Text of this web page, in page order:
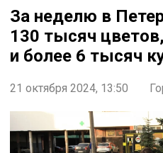
За неделю в
130 тысяч
и более 6 тысяч
21 октября 2024, 13:50